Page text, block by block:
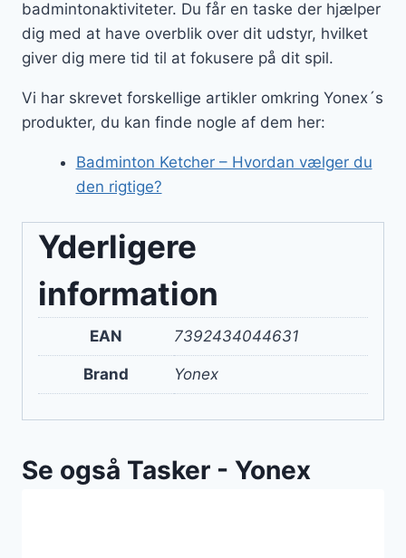
badmintonaktiviteter. Du får en taske der hjælper
dig med at have overblik over dit udstyr, hvilket
giver dig mere tid til at fokusere på dit spil.
Vi har skrevet forskellige artikler omkring Yonex´s
produkter, du kan finde nogle af dem her:
Badminton Ketcher – Hvordan vælger du
den rigtige?
Yderligere
information
EAN 7392434044631
Brand Yonex
Se også Tasker - Yonex